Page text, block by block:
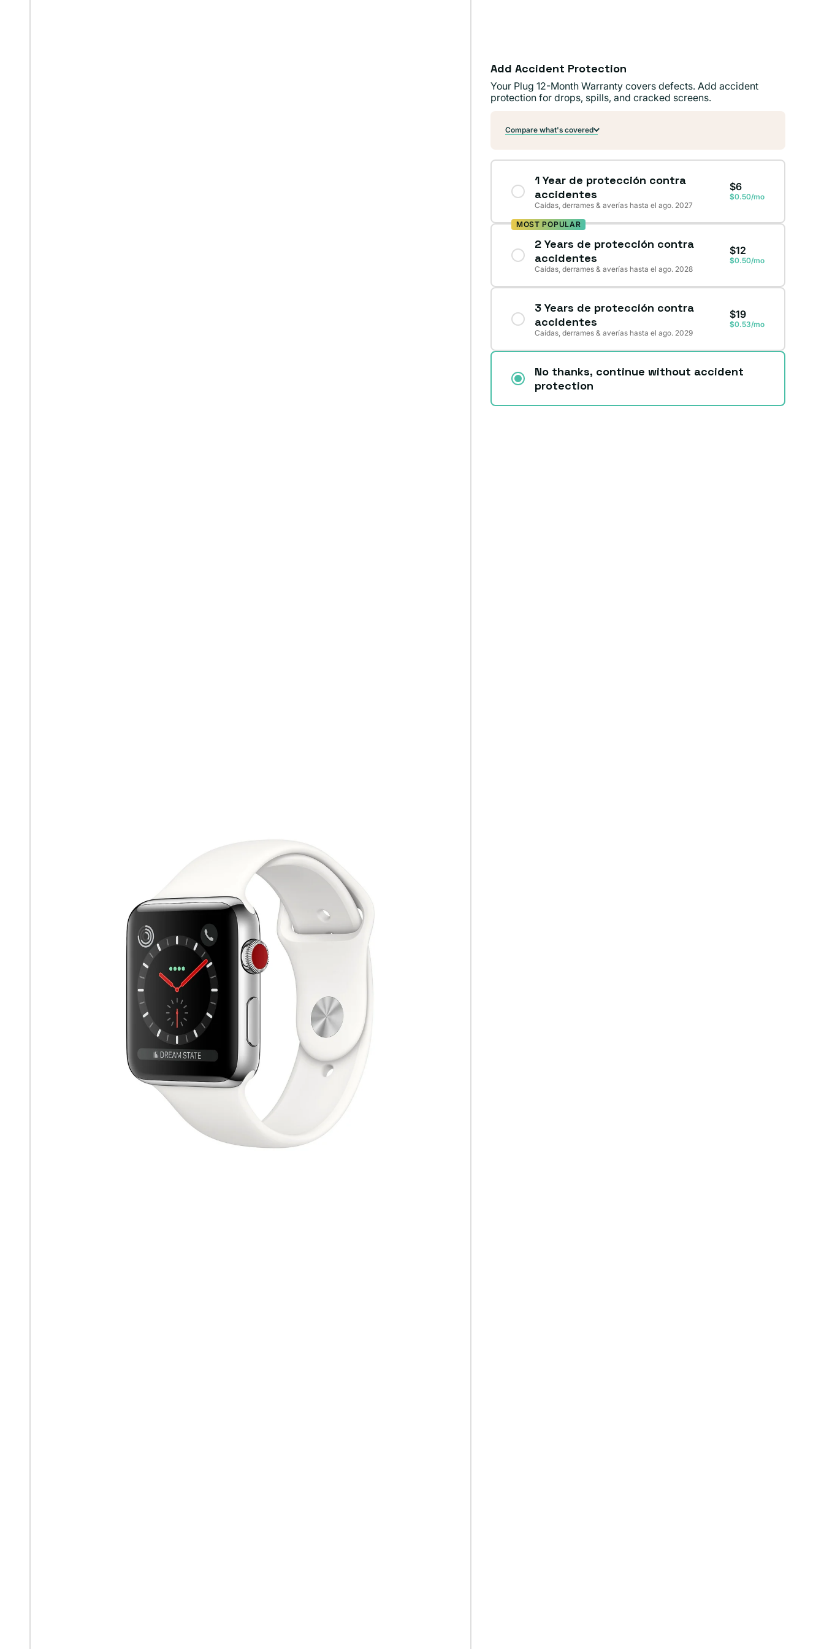
Add Accident Protection
Your Plug 12-Month Warranty covers defects. Add accident
protection for drops, spills, and cracked screens.
Compare what's covered
1 Year de protección contra
accidentes
Caídas, derrames & averías hasta el ago. 2027
$6
$0.50/mo
MOST POPULAR
2 Years de protección contra
accidentes
Caídas, derrames & averías hasta el ago. 2028
$12
$0.50/mo
3 Years de protección contra
accidentes
Caídas, derrames & averías hasta el ago. 2029
$19
$0.53/mo
No thanks, continue without accident
protection